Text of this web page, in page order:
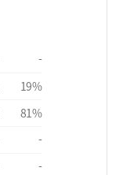
-
19%
81%
-
-